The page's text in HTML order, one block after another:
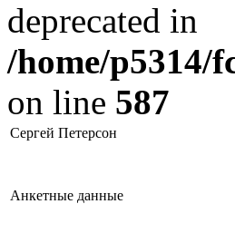
deprecated in
/home/p5314/
on line 587
Сергей Петерсон
Анкетные данные